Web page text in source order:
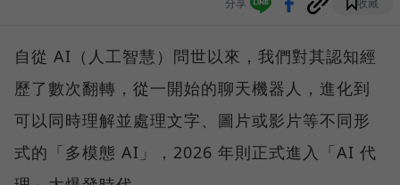
分享 收藏
自從 AI（人工智慧）問世以來，我們對其認知經
歷了數次翻轉，從一開始的聊天機器人，進化到
可以同時理解並處理文字、圖片或影片等不同形
式的「多模態 AI」，2026 年則正式進入「AI 代